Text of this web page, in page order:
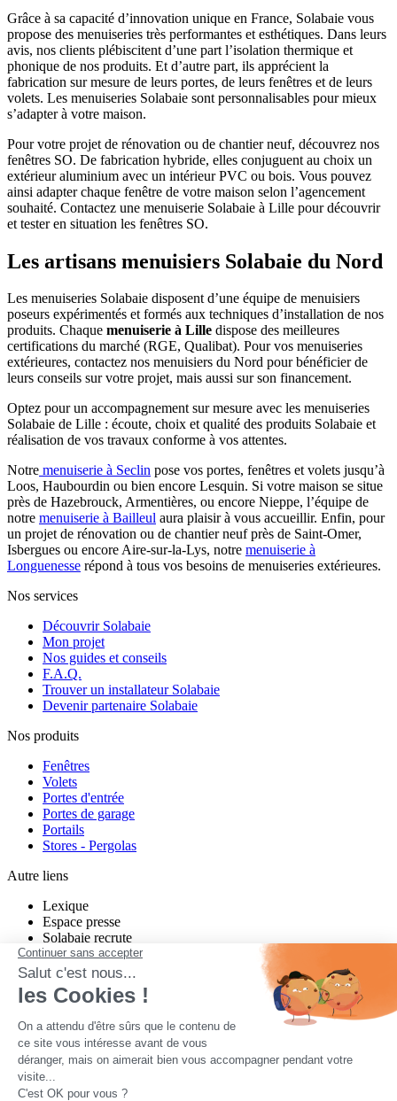
Grâce à sa capacité d’innovation unique en France, Solabaie vous
propose des menuiseries très performantes et esthétiques. Dans leurs
avis, nos clients plébiscitent d’une part l’isolation thermique et
phonique de nos produits. Et d’autre part, ils apprécient la
fabrication sur mesure de leurs portes, de leurs fenêtres et de leurs
volets. Les menuiseries Solabaie sont personnalisables pour mieux
s’adapter à votre maison.
Pour votre projet de rénovation ou de chantier neuf, découvrez nos
fenêtres SO. De fabrication hybride, elles conjuguent au choix un
extérieur aluminium avec un intérieur PVC ou bois. Vous pouvez
ainsi adapter chaque fenêtre de votre maison selon l’agencement
souhaité. Contactez une menuiserie Solabaie à Lille pour découvrir
et tester en situation les fenêtres SO.
Les artisans menuisiers Solabaie du Nord
Les menuiseries Solabaie disposent d’une équipe de menuisiers
poseurs expérimentés et formés aux techniques d’installation de nos
produits. Chaque menuiserie à Lille dispose des meilleures
certifications du marché (RGE, Qualibat). Pour vos menuiseries
extérieures, contactez nos menuisiers du Nord pour bénéficier de
leurs conseils sur votre projet, mais aussi sur son financement.
Optez pour un accompagnement sur mesure avec les menuiseries
Solabaie de Lille : écoute, choix et qualité des produits Solabaie et
réalisation de vos travaux conforme à vos attentes.
Notre menuiserie à Seclin pose vos portes, fenêtres et volets jusqu’à
Loos, Haubourdin ou bien encore Lesquin. Si votre maison se situe
près de Hazebrouck, Armentières, ou encore Nieppe, l’équipe de
notre menuiserie à Bailleul aura plaisir à vous accueillir. Enfin, pour
un projet de rénovation ou de chantier neuf près de Saint-Omer,
Isbergues ou encore Aire-sur-la-Lys, notre menuiserie à
Longuenesse répond à tous vos besoins de menuiseries extérieures.
Nos services
Découvrir Solabaie
Mon projet
Nos guides et conseils
F.A.Q.
Trouver un installateur Solabaie
Devenir partenaire Solabaie
Nos produits
Fenêtres
Volets
Portes d'entrée
Portes de garage
Portails
Stores - Pergolas
Autre liens
Lexique
Espace presse
Solabaie recrute
Charte de modération Twitter
Charte de modération Facebook
un projet neuf ou en rénovation ?
Quel que soit votre projet, Solabaie vous propose des produits sur-
mesure, performants et esthétiques. Nos nombreux installateurs
partout en France étudient votre projet, vous conseillent, et vous
proposent des solutions adaptées à votre habitat et à vos besoins.
Contactez-nous pour tous vos projets